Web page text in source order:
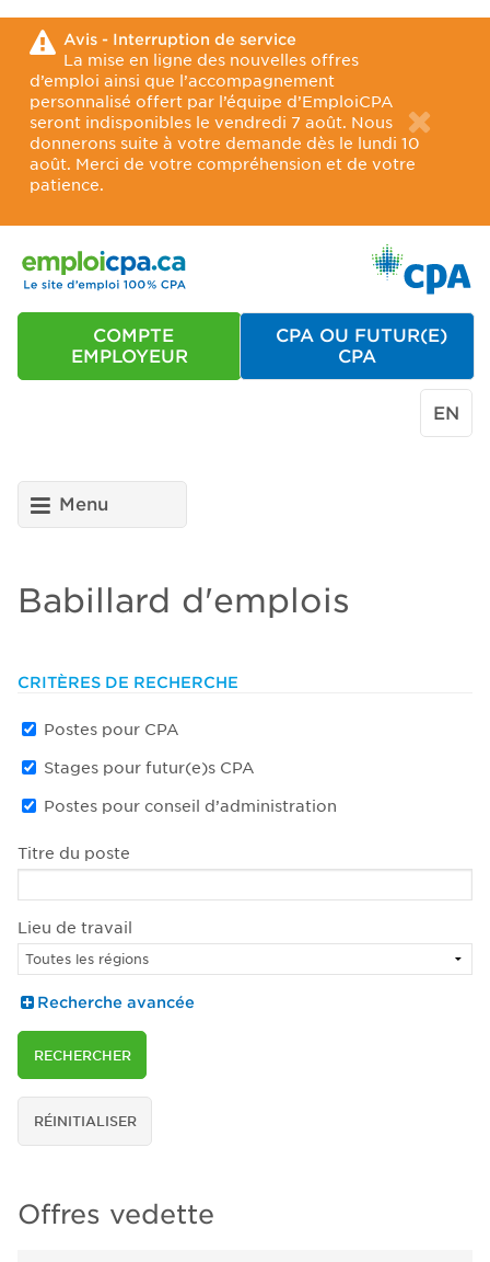
Avis - Interruption de service
La mise en ligne des nouvelles offres
d’emploi ainsi que l’accompagnement
personnalisé offert par l’équipe d’EmploiCPA
seront indisponibles le vendredi 7 août. Nous
donnerons suite à votre demande dès le lundi 10
août. Merci de votre compréhension et de votre
patience.
COMPTE
EMPLOYEUR
CPA OU FUTUR(E)
CPA
EN
Menu
Babillard d'emplois
CRITÈRES DE RECHERCHE
Postes pour CPA
Stages pour futur(e)s CPA
Postes pour conseil d’administration
Titre du poste
Lieu de travail
Recherche avancée
RECHERCHER
RÉINITIALISER
Offres vedette